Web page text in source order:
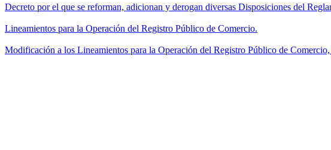
Decreto por el que se reforman, adicionan y derogan diversas Disposiciones del
Lineamientos para la Operación del Registro Público de Comercio.
Modificación a los Lineamientos para la Operación del Registro Público de